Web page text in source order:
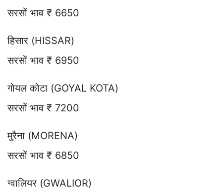
सरसों भाव ₹ 6650
हिसार (HISSAR)
सरसों भाव ₹ 6950
गोयल कोटा (GOYAL KOTA)
सरसों भाव ₹ 7200
मुरैना (MORENA)
सरसों भाव ₹ 6850
ग्वालियर (GWALIOR)